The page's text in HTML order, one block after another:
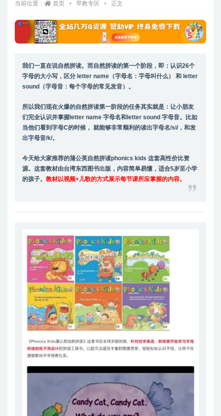
当前位置： 首页 早教专区 正文
我们一直在说自然拼读。而自然拼读的第一个阶段，即：认识26个
字母的大小写，区分 letter name（字母名：字母叫什么） 和 letter
sound（字母音：每个字母的常见发音）。
所以我们现在火爆的自然拼读第一阶段的任务其实就是：让小朋友
们完全认识并掌握letter name 字母名和letter sound 字母音。比如
当他们看到字母C的时候， 就能够非常顺利的读出字母名/si/，和发
出字母音/k/。
今天给大家推荐的蒲公英自然拼读phonics kids 这套高性价比资
源。 这套教材由台湾东西图书出版，内容简单易懂，适合5岁至小学
的孩子。 教材以视频+儿歌的方式展示每节课所应掌握的内容。